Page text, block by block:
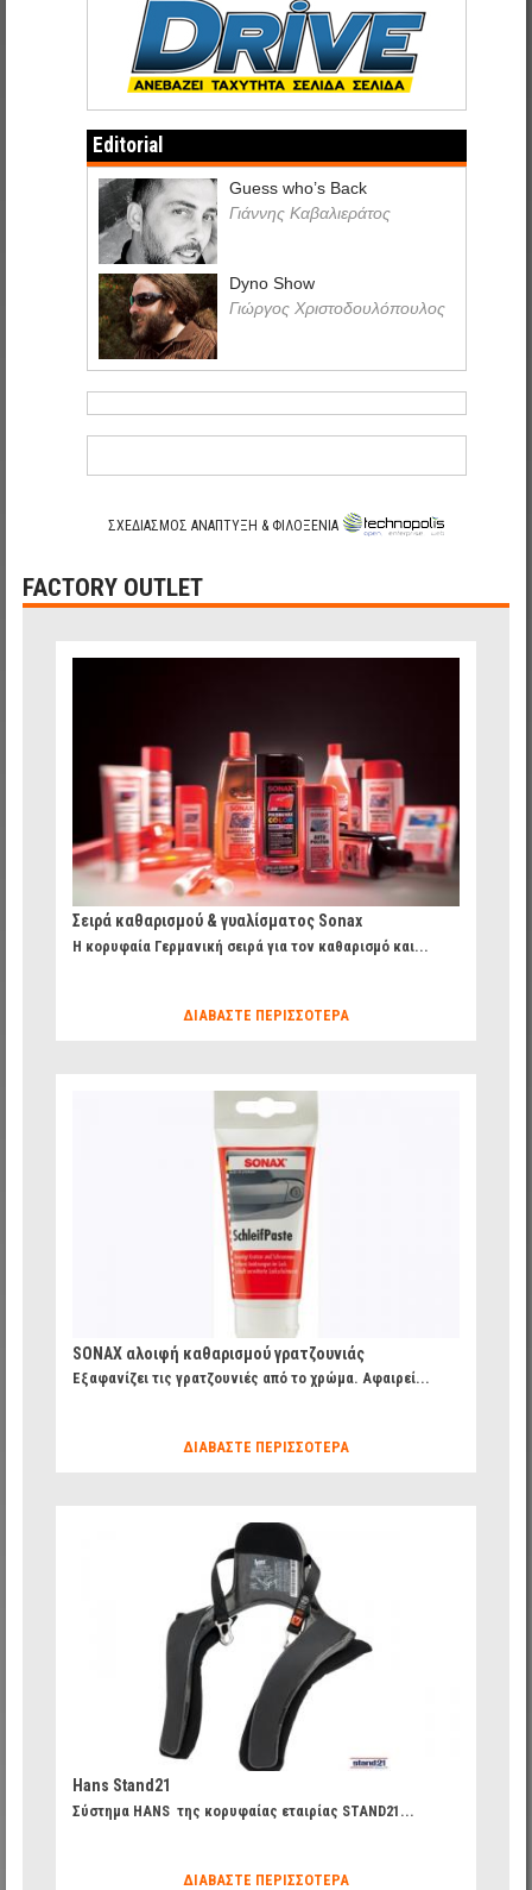
Editorial
Guess who’s Back
Γιάννης Καβαλιεράτος
Dyno Show
Γιώργος Χριστοδουλόπουλος
ΣΧΕΔΙΑΣΜΟΣ ΑΝΑΠΤΥΞΗ & ΦΙΛΟΞΕΝΙΑ
FACTORY OUTLET
Σειρά καθαρισμού & γυαλίσματος Sonax
H κορυφαία Γερμανική σειρά για τον καθαρισμό και...
ΔΙΑΒΆΣΤΕ ΠΕΡΙΣΣΌΤΕΡΑ
184b7cb84d7b456c96a0bdfbbeaa5f14_8.jpg
SONAX αλοιφή καθαρισμού γρατζουνιάς
Εξαφανίζει τις γρατζουνιές από το χρώμα. Αφαιρεί...
ΔΙΑΒΆΣΤΕ ΠΕΡΙΣΣΌΤΕΡΑ
620466077c427f141effa294382f5fba_49.jpg
Hans Stand21
Σύστημα HANS της κορυφαίας εταιρίας STAND21...
ΔΙΑΒΆΣΤΕ ΠΕΡΙΣΣΌΤΕΡΑ